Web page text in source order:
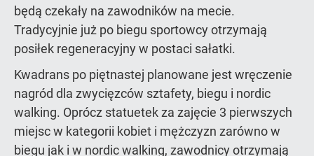
będą czekały na zawodników na mecie.
Tradycyjnie już po biegu sportowcy otrzymają
posiłek regeneracyjny w postaci sałatki.
Kwadrans po piętnastej planowane jest wręczenie
nagród dla zwycięzców sztafety, biegu i nordic
walking. Oprócz statuetek za zajęcie 3 pierwszych
miejsc w kategorii kobiet i mężczyzn zarówno w
biegu jak i w nordic walking, zawodnicy otrzymają